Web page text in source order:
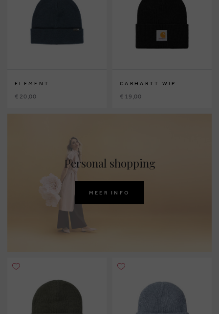
ELEMENT
€ 20,00
CARHARTT WIP
€ 19,00
Personal shopping
MEER INFO